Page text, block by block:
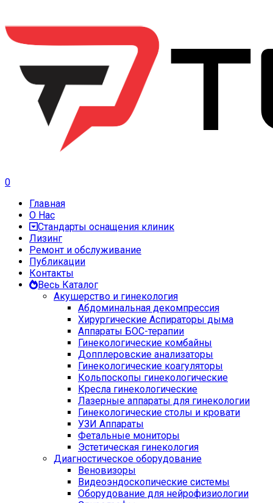
0
Главная
О Нас
Стандарты оснащения клиник
Лизинг
Ремонт и обслуживание
Публикации
Контакты
Весь Каталог
Акушерство и гинекология
Абдоминальная декомпрессия
Хирургические Аспираторы дыма
Аппараты БОС-терапии
Гинекологические комбайны
Допплеровские анализаторы
Гинекологические коагуляторы
Кольпоскопы гинекологические
Кресла гинекологические
Лазерные аппараты для гинекологии
Гинекологические столы и кровати
УЗИ Аппараты
Фетальные мониторы
Эстетическая гинекология
Диагностическое оборудование
Веновизоры
Видеоэндоскопические системы
Оборудование для нейрофизиологии